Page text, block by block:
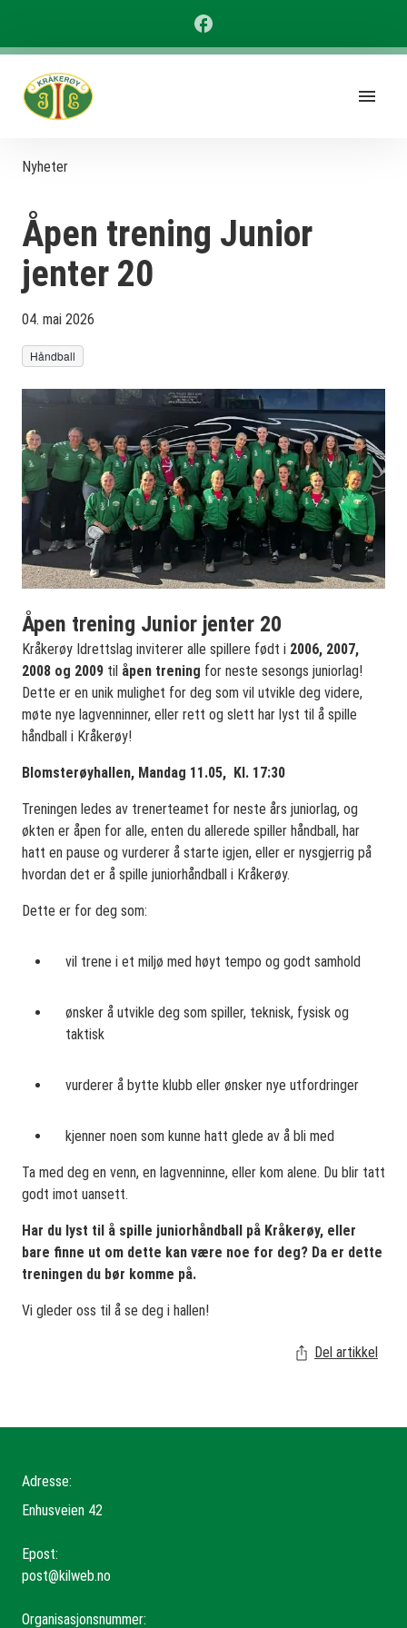
Nyheter
Åpen trening Junior
jenter 20
04. mai 2026
Håndball
Åpen trening Junior jenter 20
Kråkerøy Idrettslag inviterer alle spillere født i 2006, 2007,
2008 og 2009 til åpen trening for neste sesongs juniorlag!
Dette er en unik mulighet for deg som vil utvikle deg videre,
møte nye lagvenninner, eller rett og slett har lyst til å spille
håndball i Kråkerøy!
Blomsterøyhallen, Mandag 11.05, Kl. 17:30
Treningen ledes av trenerteamet for neste års juniorlag, og
økten er åpen for alle, enten du allerede spiller håndball, har
hatt en pause og vurderer å starte igjen, eller er nysgjerrig på
hvordan det er å spille juniorhåndball i Kråkerøy.
Dette er for deg som:
vil trene i et miljø med høyt tempo og godt samhold
ønsker å utvikle deg som spiller, teknisk, fysisk og
taktisk
vurderer å bytte klubb eller ønsker nye utfordringer
kjenner noen som kunne hatt glede av å bli med
Ta med deg en venn, en lagvenninne, eller kom alene. Du blir tatt
godt imot uansett.
Har du lyst til å spille juniorhåndball på Kråkerøy, eller
bare finne ut om dette kan være noe for deg? Da er dette
treningen du bør komme på.
Vi gleder oss til å se deg i hallen!
Del artikkel
Adresse:
Enhusveien 42
Epost:
post@kilweb.no
Organisasjonsnummer: